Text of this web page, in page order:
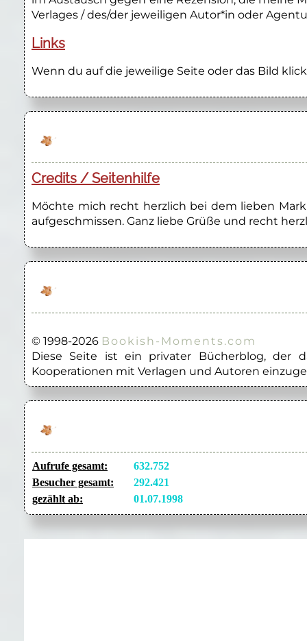
Verlages / des/der jeweiligen Autor*in oder
Links
Wenn du auf die jeweilige Seite oder das Bild
Credits / Seitenhilfe
Möchte mich recht herzlich bei dem lieben
aufgeschmissen. Ganz liebe Grüße und recht
© 1998-2026 Bookish-Moments.com
Diese Seite ist ein privater Bücherblog, der
Kooperationen mit Verlagen und Autoren
Aufrufe gesamt:
632.752
Besucher gesamt:
292.421
gezählt ab:
01.07.1998